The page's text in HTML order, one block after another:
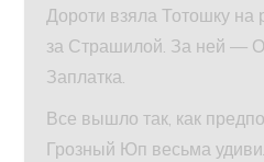
Дороти взяла Тотошку на
за Страшилой. За ней —
Заплатка.
Все вышло так, как
Грозный Юп весьма